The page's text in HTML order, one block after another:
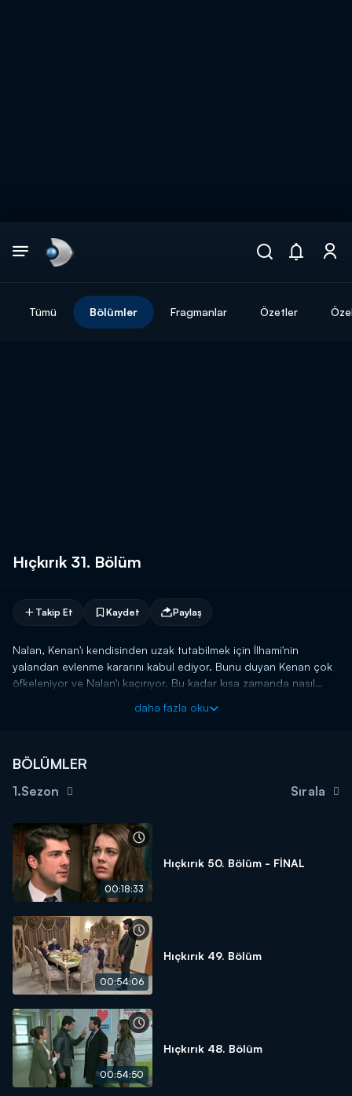
Tümü Bölümler Fragmanlar Özetler
Hıçkırık 31. Bölüm
Takip Et Kaydet Paylaş
Nalan, Kenan'ı kendisinden uzak tutabilmek için İlhami'nin
yalandan evlenme kararını kabul ediyor. Bunu duyan Kenan çok
öfkeleniyor ve Nalan'ı kaçırıyor. Bu kadar kısa zamanda nasıl
daha fazla oku
BÖLÜMLER
1.Sezon Sırala
00:18:33
Hıçkırık 50. Bölüm - FİNAL
00:54:06
Hıçkırık 49. Bölüm
00:54:50
Hıçkırık 48. Bölüm